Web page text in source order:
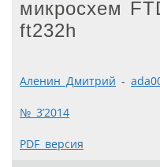
микросхем
ft232h
Аленин Дмитрий -
№ 3’2014
PDF версия